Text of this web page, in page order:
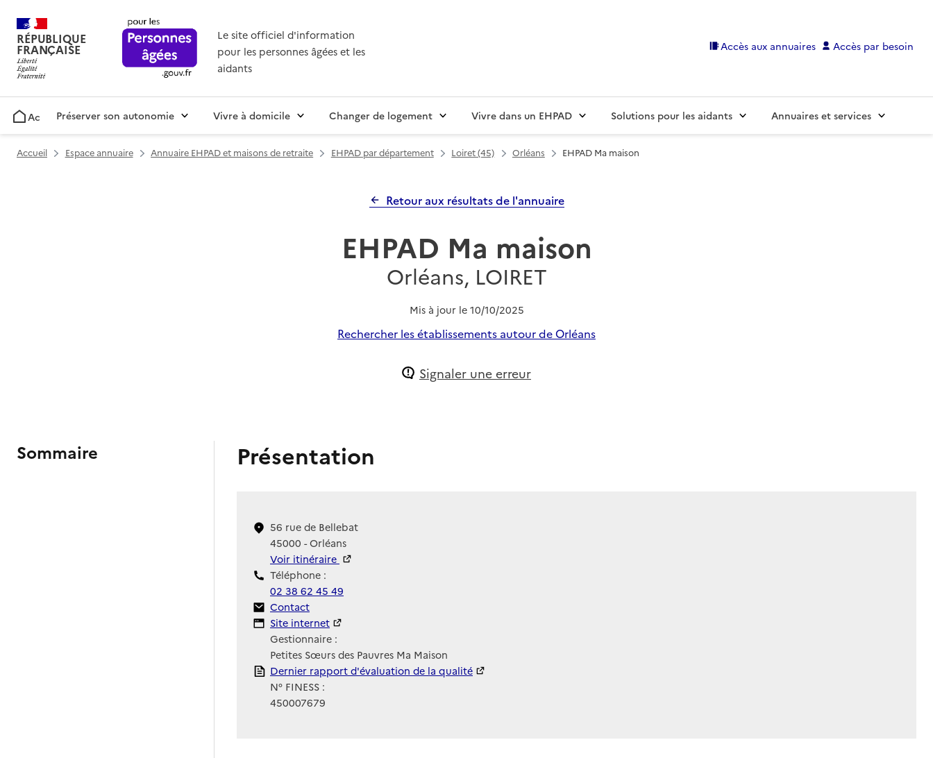
RÉPUBLIQUE
FRANÇAISE
Le site officiel d'information
pour les personnes âgées et les
aidants
Accès aux annuaires Accès par besoin
AccueilPréserver son autonomie Vivre à domicile Changer de logement Vivre dans un EHPAD Solutions pour les aidants Annuaires et services
Accueil Espace annuaire Annuaire EHPAD et maisons de retraite EHPAD par département Loiret (45) Orléans EHPAD Ma maison
Retour aux résultats de l'annuaire
EHPAD Ma maison
Orléans, LOIRET
Mis à jour le 10/10/2025
Rechercher les établissements autour de Orléans
Signaler une erreur
Sommaire Présentation
56 rue de Bellebat
45000 - Orléans
Voir itinéraire
Téléphone :
02 38 62 45 49
Contact
Contact
Site Internet
Site internet
Gestionnaire :
Petites Sœurs des Pauvres Ma Maison
Rapport HAS
Dernier rapport d'évaluation de la qualité
N° FINESS :
450007679